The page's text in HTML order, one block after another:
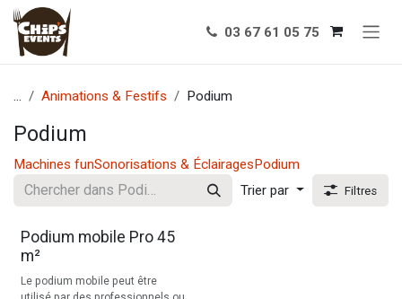
Se rendre au contenu
03 67 61 05 75
... Animations & Festifs Podium
Podium
Machines funSonorisations & ÉclairagesPodium
Trier par
Filtres
Podium mobile Pro 45
m²
Le podium mobile peut être